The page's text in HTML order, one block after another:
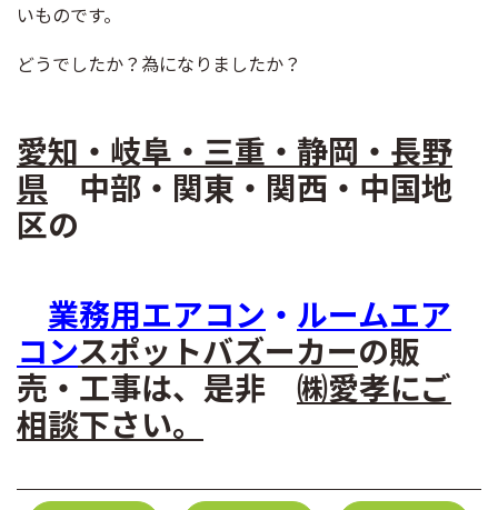
いものです。
どうでしたか？為になりましたか？
愛知・岐阜・三重・静岡・長野
県 中部・関東・関西・中国地
区の
業務用エアコン ・ ルームエア
コンスポットバズーカーの販
売・工事は、是非 ㈱愛孝にご
相談下さい。